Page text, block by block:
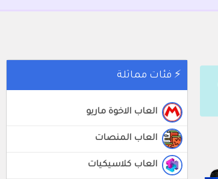
⚡ فئات مماثلة
العاب الاخوة ماريو
العاب المنصات
العاب كلاسيكيات